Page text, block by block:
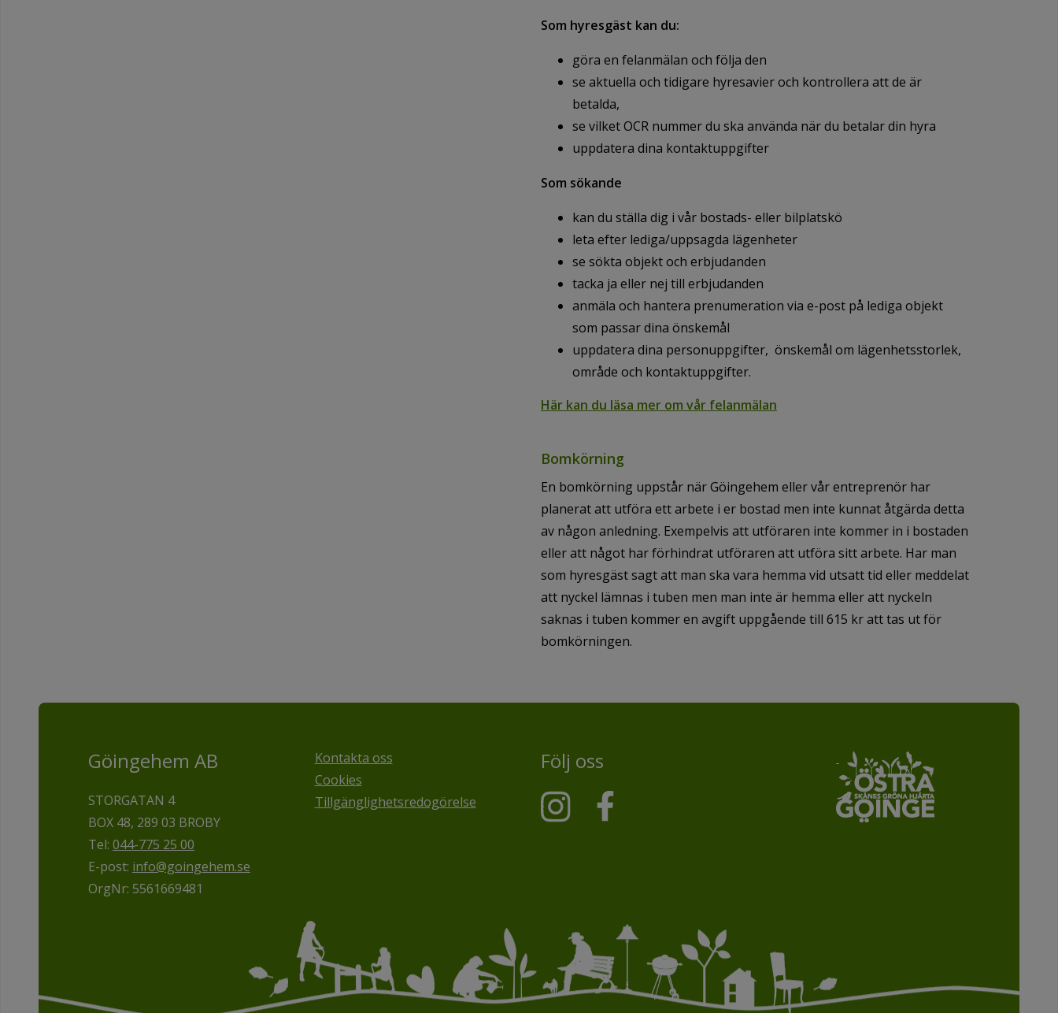
Som hyresgäst kan du:
göra en felanmälan och följa den
se aktuella och tidigare hyresavier och kontrollera att de är
betalda,
se vilket OCR nummer du ska använda när du betalar din hyra
uppdatera dina kontaktuppgifter
Som sökande
kan du ställa dig i vår bostads- eller bilplatskö
leta efter lediga/uppsagda lägenheter
se sökta objekt och erbjudanden
tacka ja eller nej till erbjudanden
anmäla och hantera prenumeration via e-post på lediga objekt
som passar dina önskemål
uppdatera dina personuppgifter, önskemål om lägenhetsstorlek,
område och kontaktuppgifter.
Här kan du läsa mer om vår felanmälan
Bomkörning
En bomkörning uppstår när Göingehem eller vår entreprenör har
planerat att utföra ett arbete i er bostad men inte kunnat åtgärda detta
av någon anledning. Exempelvis att utföraren inte kommer in i bostaden
eller att något har förhindrat utföraren att utföra sitt arbete. Har man
som hyresgäst sagt att man ska vara hemma vid utsatt tid eller meddelat
att nyckel lämnas i tuben men man inte är hemma eller att nyckeln
saknas i tuben kommer en avgift uppgående till 615 kr att tas ut för
bomkörningen.
Göingehem AB
STORGATAN 4
BOX 48, 289 03 BROBY
Tel: 044-775 25 00
E-post: info@goingehem.se
OrgNr: 5561669481
Kontakta oss
Cookies
Tillgänglighetsredogörelse
Följ oss